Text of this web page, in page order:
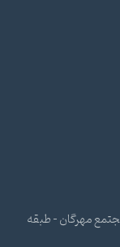
مهرگان - طبقه